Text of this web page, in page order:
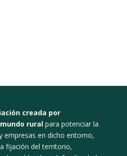
creada por
ruralpara potenciar la
empresas en dicho entorno,
fijación del territorio,